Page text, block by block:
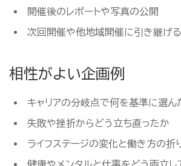
開催後のレポートや写真の公開
次回開催や他地域開催に引き継げ
相性がよい企画例
キャリアの分岐点で何を基準に選ん
失敗や挫折からどう立ち直ったか
ライフステージの変化と働き方の折